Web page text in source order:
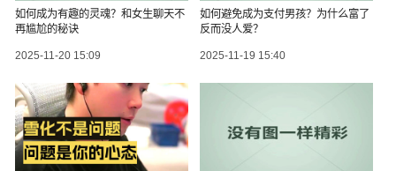
如何成为有趣的灵魂？和女生聊天不
再尴尬的秘诀
2025-11-20 15:09
如何避免成为支付男孩？为什么富了
反而没人爱？
2025-11-19 15:40